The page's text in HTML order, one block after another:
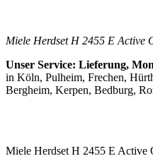
Miele Herdset H 2455 E Active
Unser Service: Lieferung,
in Köln, Pulheim, Frechen,
Bergheim, Kerpen, Bedburg,
Miele Herdset H 2455 E Active